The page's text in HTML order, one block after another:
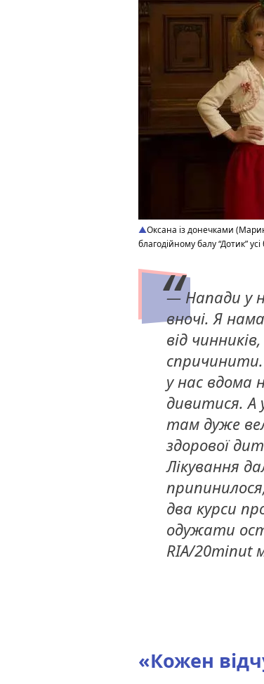
Оксана із донечками
благодійному балу “Дотик”
— Напади у
вночі. Я
від
спричинити.
у нас вдома
дивитися. А
там дуже
здорової
Лікування
два курси
одужати
RIA/20minut
«Кожен